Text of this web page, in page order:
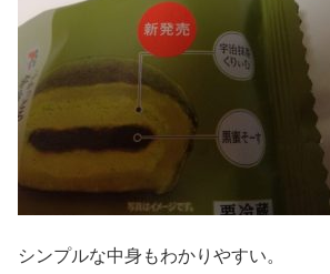
シンプルな中身もわかりやすい。